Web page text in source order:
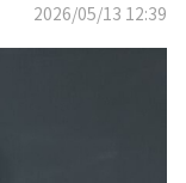
2026/05/13 12:39